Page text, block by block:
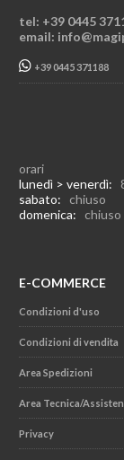
tel: +39 0445
email:
+39 0445 371188
orari
lunedì > venerdì:
sabato: chiuso
domenica: chiuso
E-COMMERCE
Condizioni d'uso
Condizioni di vendita
Area Spedizioni
Area Tecnica/
Privacy